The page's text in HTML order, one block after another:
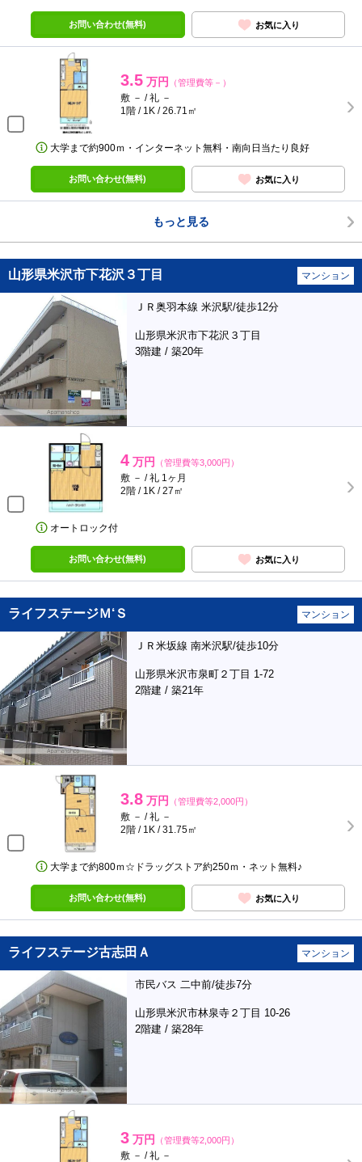
お問い合わせ(無料) お気に入り
3.5 万円 （管理費等－）
敷 － / 礼 －
1階 / 1K / 26.71㎡
大学まで約900ｍ・インターネット無料・南向日当たり良好
お問い合わせ(無料) お気に入り
もっと見る
山形県米沢市下花沢３丁目 マンション
ＪＲ奥羽本線 米沢駅/徒歩12分
山形県米沢市下花沢３丁目
3階建 / 築20年
4 万円 （管理費等3,000円）
敷 － / 礼 1ヶ月
2階 / 1K / 27㎡
オートロック付
お問い合わせ(無料) お気に入り
ライフステージＭ‘Ｓ マンション
ＪＲ米坂線 南米沢駅/徒歩10分
山形県米沢市泉町２丁目 1-72
2階建 / 築21年
3.8 万円 （管理費等2,000円）
敷 － / 礼 －
2階 / 1K / 31.75㎡
大学まで約800ｍ☆ドラッグストア約250ｍ・ネット無料♪
お問い合わせ(無料) お気に入り
ライフステージ古志田Ａ マンション
市民バス 二中前/徒歩7分
山形県米沢市林泉寺２丁目 10-26
2階建 / 築28年
3 万円 （管理費等2,000円）
敷 － / 礼 －